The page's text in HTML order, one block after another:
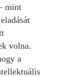
mint
volna.
a